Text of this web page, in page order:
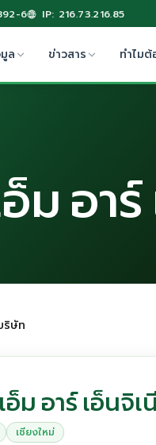
6 IP: 216.73.216.85
ล ข่าวสาร ทำไมต้
ม อา
ริษัท
อ็ม อาร์ เอ็นจิ
เชียงใหม่